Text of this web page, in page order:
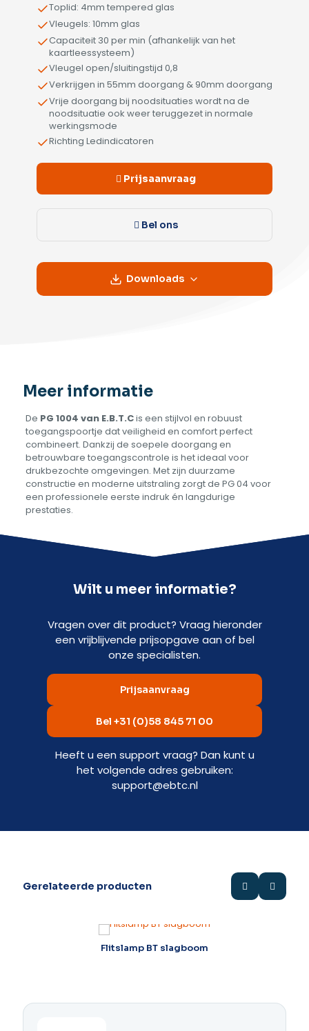
Toplid: 4mm tempered glas
Vleugels: 10mm glas
Capaciteit 30 per min (afhankelijk van het
kaartleessysteem)
Vleugel open/sluitingstijd 0,8
Verkrijgen in 55mm doorgang & 90mm doorgang
Vrije doorgang bij noodsituaties wordt na de
noodsituatie ook weer teruggezet in normale
werkingsmode
Richting Ledindicatoren
Prijsaanvraag
Bel ons
Downloads
Meer informatie
De PG 1004 van E.B.T.Cis een stijlvol en robuust
toegangspoortje dat veiligheid en comfort perfect
combineert. Dankzij de soepele doorgang en
betrouwbare toegangscontrole is het ideaal voor
drukbezochte omgevingen. Met zijn duurzame
constructie en moderne uitstraling zorgt de PG 04 voor
een professionele eerste indruk én langdurige
prestaties.
Wilt u meer informatie?
Vragen over dit product? Vraag hieronder
een vrijblijvende prijsopgave aan of bel
onze specialisten.
Prijsaanvraag
Bel +31 (0)58 845 71 00
Heeft u een support vraag? Dan kunt u
het volgende adres gebruiken:
support@ebtc.nl
Gerelateerde producten
Flitslamp BT slagboom